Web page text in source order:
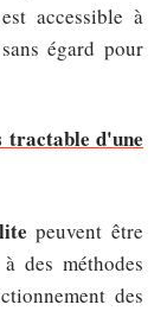
accessible à
égard pour
tractable d'une
peuvent être
des méthodes
des